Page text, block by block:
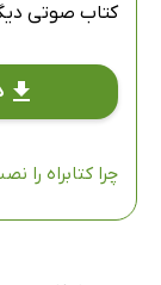
کتاب صوتی
چرا کتابراه را